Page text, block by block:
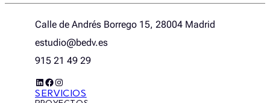
Calle de Andrés Borrego 15, 28004 Madrid
estudio@bedv.es
915 21 49 29
LinkedIn Facebook Instagram
SERVICIOS